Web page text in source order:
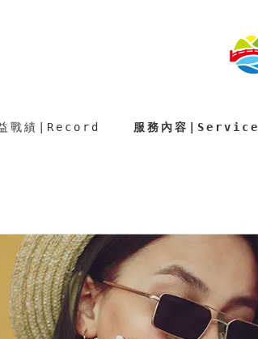
戰績∣Record 服務內容∣Service